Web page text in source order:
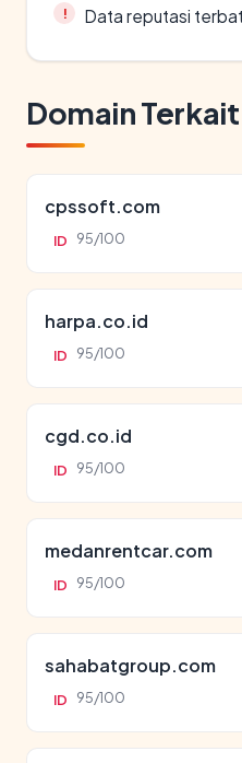
Data reputasi
Domain Terkait
cpssoft.com
ID 95/100
harpa.co.id
ID 95/100
cgd.co.id
ID 95/100
medanrentcar.com
ID 95/100
sahabatgroup.com
ID 95/100